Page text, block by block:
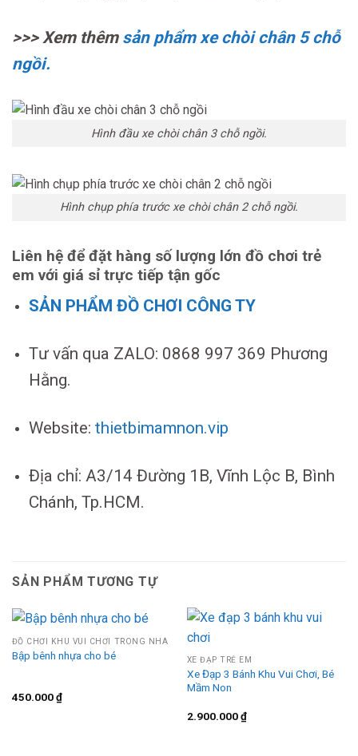
>>> Xem thêmsản phẩm xe chòi chân 5 chỗ
ngồi.
Hình đầu xe chòi chân 3 chỗ ngồi.
Hình chụp phía trước xe chòi chân 2 chỗ ngồi.
Liên hệ để đặt hàng số lượng lớn đồ chơi trẻ
em với giá sỉ trực tiếp tận gốc
SẢN PHẨM ĐỒ CHƠI CÔNG TY
Tư vấn qua ZALO: 0868 997 369 Phương
Hằng.
Website: thietbimamnon.vip
Địa chỉ: A3/14 Đường 1B, Vĩnh Lộc B, Bình
Chánh, Tp.HCM.
SẢN PHẨM TƯƠNG TỰ
ĐỒ CHƠI KHU VUI CHƠI TRONG NHÀ
Bập bênh nhựa cho bé
450.000₫
XE ĐẠP TRẺ EM
Xe Đạp 3 Bánh Khu Vui Chơi, Bé
Mầm Non
2.900.000₫